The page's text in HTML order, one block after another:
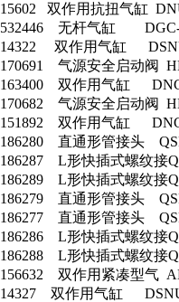
15602 双作用抗扭气缸
532446 无杆气缸 DGC-
14322 双作用气缸
170691 气源安全启动阀
163400 双作用气缸
170682 气源安全启动阀
151892 双作用气缸
186280 直通形管接头
186287 L形快插式螺纹接
186289 L形快插式螺纹接
186279 直通形管接头
186277 直通形管接头
186286 L形快插式螺纹接
186288 L形快插式螺纹接
156632 双作用紧凑型气
14327 双作用气缸